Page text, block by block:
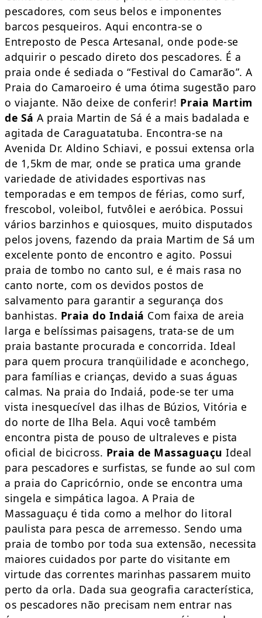
pescadores, com seus belos e imponentes
barcos pesqueiros. Aqui encontra-se o
Entreposto de Pesca Artesanal, onde pode-se
adquirir o pescado direto dos pescadores. É a
praia onde é sediada o “Festival do Camarão”. A
Praia do Camaroeiro é uma ótima sugestão paro
o viajante. Não deixe de conferir! Praia Martim
de Sá A praia Martin de Sá é a mais badalada e
agitada de Caraguatatuba. Encontra-se na
Avenida Dr. Aldino Schiavi, e possui extensa orla
de 1,5km de mar, onde se pratica uma grande
variedade de atividades esportivas nas
temporadas e em tempos de férias, como surf,
frescobol, voleibol, futvôlei e aeróbica. Possui
vários barzinhos e quiosques, muito disputados
pelos jovens, fazendo da praia Martim de Sá um
excelente ponto de encontro e agito. Possui
praia de tombo no canto sul, e é mais rasa no
canto norte, com os devidos postos de
salvamento para garantir a segurança dos
banhistas. Praia do Indaiá Com faixa de areia
larga e belíssimas paisagens, trata-se de um
praia bastante procurada e concorrida. Ideal
para quem procura tranqüilidade e aconchego,
para famílias e crianças, devido a suas águas
calmas. Na praia do Indaiá, pode-se ter uma
vista inesquecível das ilhas de Búzios, Vitória e
do norte de Ilha Bela. Aqui você também
encontra pista de pouso de ultraleves e pista
oficial de bicicross. Praia de Massaguaçu Ideal
para pescadores e surfistas, se funde ao sul com
a praia do Capricórnio, onde se encontra uma
singela e simpática lagoa. A Praia de
Massaguaçu é tida como a melhor do litoral
paulista para pesca de arremesso. Sendo uma
praia de tombo por toda sua extensão, necessita
maiores cuidados por parte do visitante em
virtude das correntes marinhas passarem muito
perto da orla. Dada sua geografia característica,
os pescadores não precisam nem entrar nas